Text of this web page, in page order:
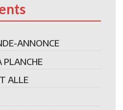
ANNONCE
PLANCHE
ALLE